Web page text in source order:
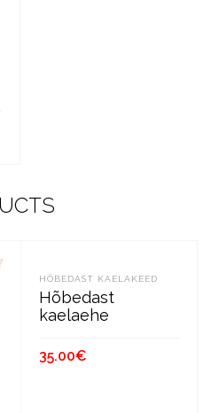
HÕBEDAST KAELAKEED
Hõbedast
kaelaehe
35.00€